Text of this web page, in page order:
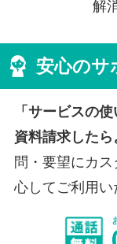
解
安心のサ
「サービスの
資料請求したら
問・要望にカ
心してご利用い